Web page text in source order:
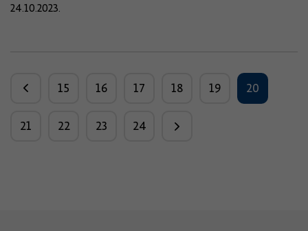
24.10.2023.
15 16 17 18 19 20
21 22 23 24